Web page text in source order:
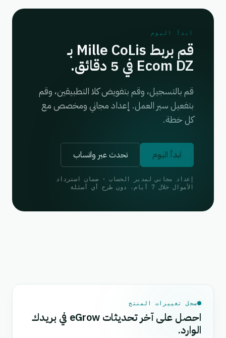
ابدأ اليوم
قم بربط Mille CoLis بـ
Ecom DZ في 5 دقائق.
قم بالتسجيل، وقم بتفويض كلا التطبيقين، وقم
بتفعيل سير العمل. إعداد مجاني ومخصص مع
كل خطة.
ابدأ اليوم تحدث عبر واتساب
إعداد مجاني لمدير الحساب · ضمان استرداد
الأموال خلال 7 أيام، دون طرح أي أسئلة
سجل تغييرات المنتج
احصل على آخر تحديثات eGrow في بريدك
الوارد.